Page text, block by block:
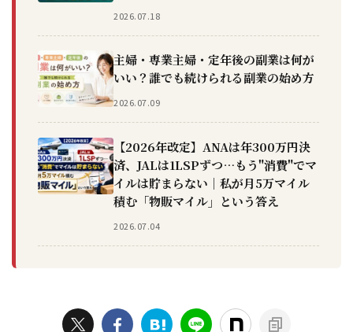
2026.07.18
主婦・専業主婦・定年後の副業は何が
いい？誰でも続けられる副業の始め方
2026.07.09
【2026年改定】ANAは年300万円決
済、JALは1LSPずつ…もう"消費"でマ
イルは貯まらない｜私が月5万マイル
積む「物販マイル」という答え
2026.07.04